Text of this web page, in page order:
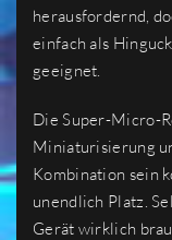
herausfordernd,
einfach als
geeignet.
Die Super-Micro-
Miniaturisierung
Kombination sein
unendlich Platz.
Gerät wirklich